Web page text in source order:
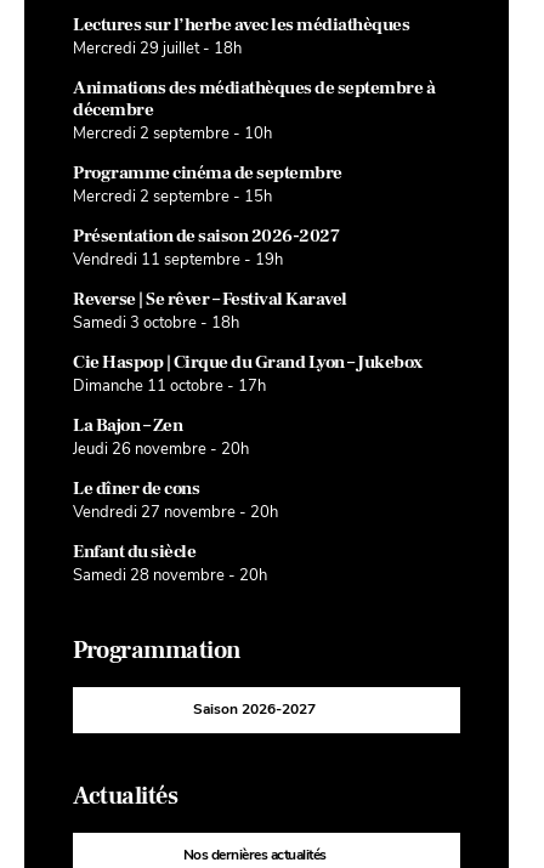
Lectures sur l’herbe avec les médiathèques
Mercredi 29 juillet - 18h
Animations des médiathèques de septembre à
décembre
Mercredi 2 septembre - 10h
Programme cinéma de septembre
Mercredi 2 septembre - 15h
Présentation de saison 2026-2027
Vendredi 11 septembre - 19h
Reverse | Se rêver – Festival Karavel
Samedi 3 octobre - 18h
Cie Haspop | Cirque du Grand Lyon – Jukebox
Dimanche 11 octobre - 17h
La Bajon – Zen
Jeudi 26 novembre - 20h
Le dîner de cons
Vendredi 27 novembre - 20h
Enfant du siècle
Samedi 28 novembre - 20h
Programmation
Saison 2026-2027
Actualités
Nos dernières actualités